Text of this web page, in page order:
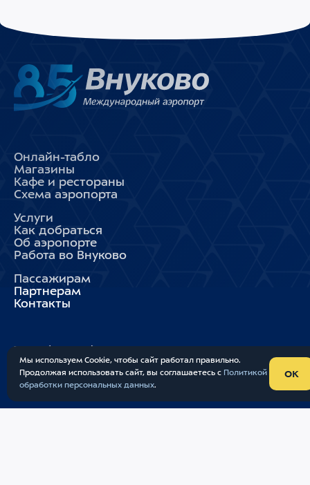
Онлайн-табло
Магазины
Кафе и рестораны
Схема аэропорта
Услуги
Как добраться
Об аэропорте
Работа во Внуково
Пассажирам
Партнерам
Контакты
08 АВГУСТА, СУББОТА
Мы используем Cookie, чтобы сайт работал правильно.
Продолжая использовать сайт, вы соглашаетесь с
Политикой
обработки персональных данных.
OK
Опрос